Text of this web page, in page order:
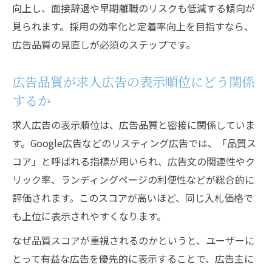
向上し、面接辞退や早期離職のリスクも低減する傾向が
見られます。採用の効率化と定着率向上を目指すなら、
広告品質の見直しが必須のステップです。
広告品質が求人広告の表示順位にどう関係
するか
求人広告の表示順位は、広告品質と密接に関係していま
す。Google広告などのリスティング広告では、「品質ス
コア」と呼ばれる指標が用いられ、広告文の関連性やク
リック率、ランディングページの利便性などが総合的に
評価されます。このスコアが高いほど、同じ入札価格で
も上位に表示されやすくなります。
なぜ品質スコアが重視されるのかというと、ユーザーに
とって有益な広告を優先的に表示することで、広告主に